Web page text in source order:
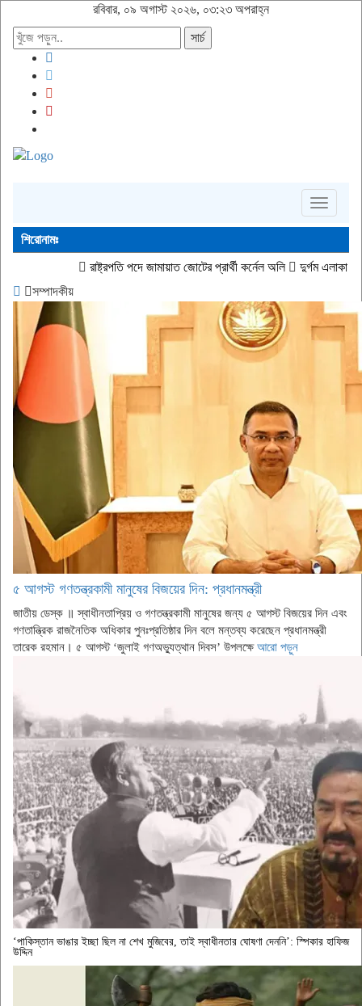
রবিবার, ০৯ অগাস্ট ২০২৬, ০৩:২৩ অপরাহ্ন
সার্চ
Toggle
শিরোনামঃ
পদে জামায়াত জোটের প্রার্থী কর্নেল অলি
দুর্গম এলাকার মানুষের নিরাপদ সুপেয়
সম্পাদকীয়
৫ আগস্ট গণতন্ত্রকামী মানুষের বিজয়ের দিন: প্রধানমন্ত্রী
জাতীয় ডেস্ক ॥ স্বাধীনতাপ্রিয় ও গণতন্ত্রকামী মানুষের জন্য ৫ আগস্ট বিজয়ের দিন এবং
গণতান্ত্রিক রাজনৈতিক অধিকার পুনঃপ্রতিষ্ঠার দিন বলে মন্তব্য করেছেন প্রধানমন্ত্রী
তারেক রহমান। ৫ আগস্ট ‘জুলাই গণঅভ্যুত্থান দিবস’ উপলক্ষেআরো পড়ুন
‘পাকিস্তান ভাঙার ইচ্ছা ছিল না শেখ মুজিবের, তাই স্বাধীনতার ঘোষণা দেননি’: স্পিকার হাফিজ
উদ্দিন